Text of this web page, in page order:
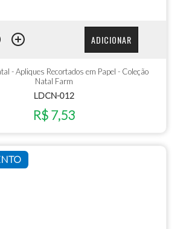
ADICIONAR
- Apliques Recortados em Papel - Coleção
Natal Farm
LDCN-012
R$ 7,53